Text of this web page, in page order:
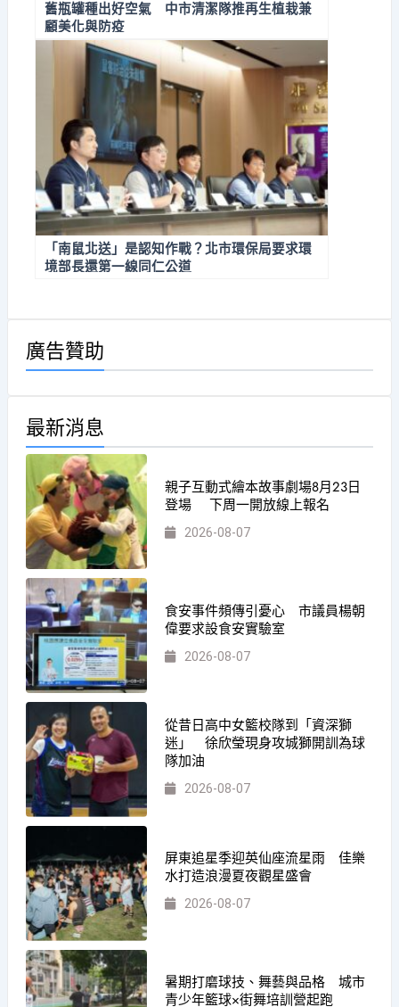
舊瓶罐種出好空氣 中市清潔隊推再生植栽兼
顧美化與防疫
「南鼠北送」是認知作戰？北市環保局要求環
境部長還第一線同仁公道
廣告贊助
最新消息
親子互動式繪本故事劇場8月23日
登場 下周一開放線上報名
2026-08-07
食安事件頻傳引憂心 市議員楊朝
偉要求設食安實驗室
2026-08-07
從昔日高中女籃校隊到「資深獅
迷」 徐欣瑩現身攻城獅開訓為球
隊加油
2026-08-07
屏東追星季迎英仙座流星雨 佳樂
水打造浪漫夏夜觀星盛會
2026-08-07
暑期打磨球技、舞藝與品格 城市
青少年籃球×街舞培訓營起跑